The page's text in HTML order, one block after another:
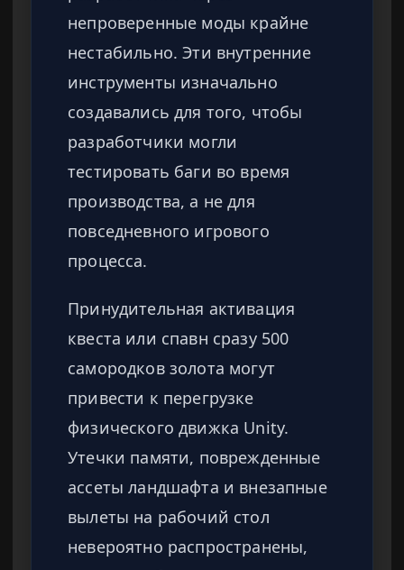
непроверенные моды крайне
нестабильно. Эти внутренние
инструменты изначально
создавались для того, чтобы
разработчики могли
тестировать баги во время
производства, а не для
повседневного игрового
процесса.
Принудительная активация
квеста или спавн сразу 500
самородков золота могут
привести к перегрузке
физического движка Unity.
Утечки памяти, поврежденные
ассеты ландшафта и внезапные
вылеты на рабочий стол
невероятно распространены,